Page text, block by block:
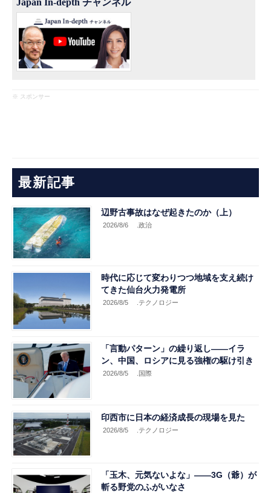
Japan In-depth チャンネル
※ スポンサー
最新記事
辺野古事故はなぜ起きたのか（上）
2026/8/6 .政治
時代に応じて変わりつつ地域を支え続け
てきた仙台火力発電所
2026/8/5 .テクノロジー
「言動パターン」の繰り返し――イラ
ン、中国、ロシアに見る強権の駆け引き
2026/8/5 .国際
印西市に日本の経済成長の現場を見た
2026/8/5 .テクノロジー
「玉木、元気ないよな」――3G（爺）が
斬る野党のふがいなさ